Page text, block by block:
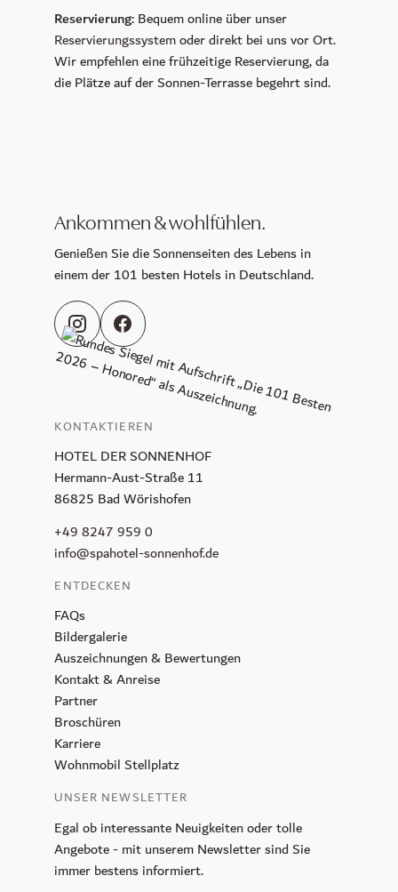
Hochzeit
Räumlichkeiten
Tagungszentrum INSPIRA
GUTSCHEINE
ANFRAGEN
Reservierung:Bequem online über unser
Reservierungssystemoder direkt bei uns vor Ort.
Wir empfehlen eine frühzeitige Reservierung, da
die Plätze auf der Sonnen-Terrasse begehrt sind.
Ankommen & wohlfühlen.
Genießen Sie die Sonnenseiten des Lebens in
einem der 101 besten Hotels in Deutschland.
KONTAKTIEREN
HOTEL DER SONNENHOF
Hermann-Aust-Straße 11
86825 Bad Wörishofen
+49 8247 959 0
info@spahotel-sonnenhof.de
ENTDECKEN
FAQs
Bildergalerie
Auszeichnungen & Bewertungen
Kontakt & Anreise
Partner
Broschüren
Karriere
Wohnmobil Stellplatz
UNSER NEWSLETTER
Egal ob interessante Neuigkeiten oder tolle
Angebote - mit unserem Newsletter sind Sie
immer bestens informiert.